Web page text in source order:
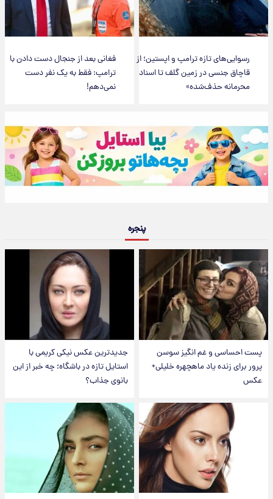
رسوایی‌های تازه ترامپ و اپستین؛ از
قاچاق جنسی در زمین گلف تا اسناد
محرمانه حذف‌شده»
فغانی بعد از جنجال دست دادن با
ترامپ: فقط به یک نفر دست
نمی‌دهم!
پنجره
پست احساسی و غم انگیز سوسن
پرور برای زنده یاد ماهچهره خلیلی+
عکس
جدیدترین عکس نیکی کریمی با
استایل تازه در باشگاه؛ چه خبر از این
بانوی جذاب؟